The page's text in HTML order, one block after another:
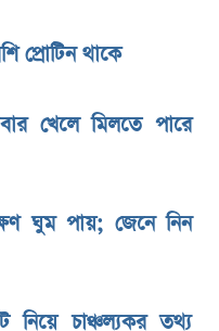
প্রোটিন থাকে
খেলে মিলতে পারে
ঘুম পায়; জেনে নিন
চাঞ্চল্যকর তথ্য